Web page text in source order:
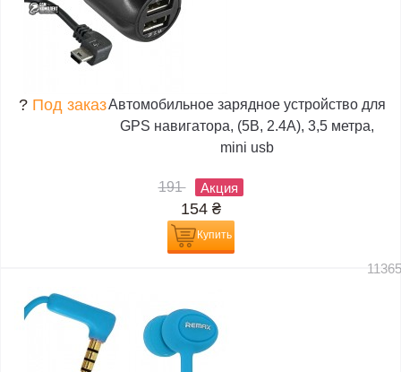
? Под заказАвтомобильное зарядное устройство для
GPS навигатора, (5В, 2.4А), 3,5 метра,
mini usb
191 Акция
154 ₴
Купить